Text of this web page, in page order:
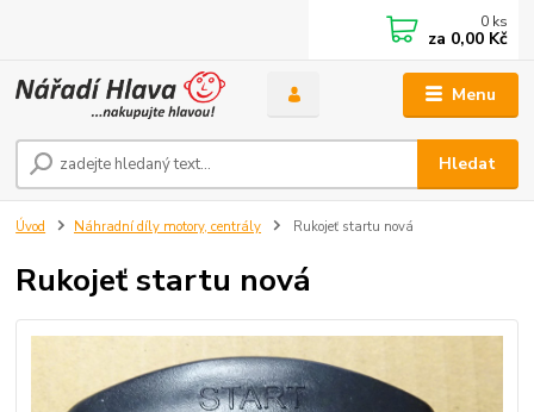
Menu
Hledat
0 ks
za 0,00 Kč
Úvod Náhradní díly motory, centrály Rukojeť startu nová
Rukojeť startu nová